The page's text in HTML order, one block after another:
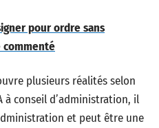
pour ordre sans
commenté
plusieurs réalités selon
à conseil d’administration, il
et peut être une